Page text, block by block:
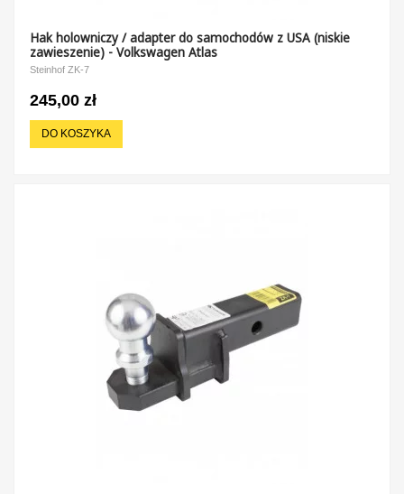
Hak holowniczy / adapter do samochodów z USA (niskie
zawieszenie) - Volkswagen Atlas
Steinhof ZK-7
245,00 zł
DO KOSZYKA